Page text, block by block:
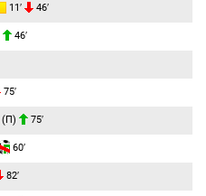
11′ 46′
46′
75′
(П) 75′
60′
82′